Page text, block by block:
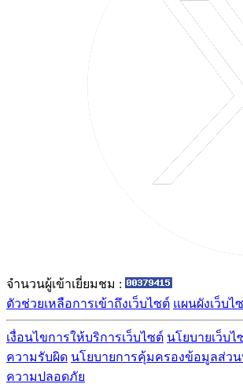
จำนวนผู้เข้าเยี่ยมชม :
ตัวช่วยเหลือการเข้าถึงเว็บไซต์ แผนผังเว็บไ
เงื่อนไขการให้บริการเว็บไซต์ นโยบายเว็บ
ความรับผิด นโยบายการคุ้มครองข้อมูลส่ว
ความปลอดภัย